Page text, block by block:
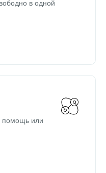
в одной
помощь или